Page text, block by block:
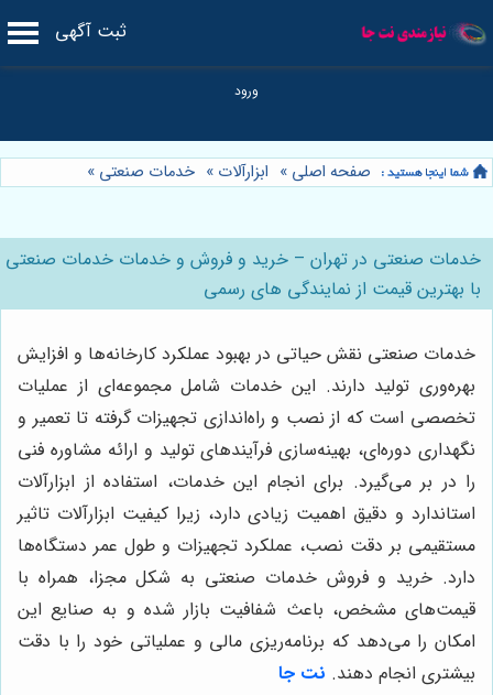
ثبت آگهی
صفحه اصلی » ابزارآلات » خدمات صنعتی »
خدمات صنعتی در تهران – خرید و فروش و خدمات خدمات صنعتی
با بهترین قیمت از نمایندگی های رسمی
خدمات صنعتی نقش حیاتی در بهبود عملکرد کارخانه‌ها و افزایش
بهره‌وری تولید دارند. این خدمات شامل مجموعه‌ای از عملیات
تخصصی است که از نصب و راه‌اندازی تجهیزات گرفته تا تعمیر و
نگهداری دوره‌ای، بهینه‌سازی فرآیندهای تولید و ارائه مشاوره فنی
را در بر می‌گیرد. برای انجام این خدمات، استفاده از ابزارآلات
استاندارد و دقیق اهمیت زیادی دارد، زیرا کیفیت ابزارآلات تاثیر
مستقیمی بر دقت نصب، عملکرد تجهیزات و طول عمر دستگاه‌ها
دارد. خرید و فروش خدمات صنعتی به شکل مجزا، همراه با
قیمت‌های مشخص، باعث شفافیت بازار شده و به صنایع این
امکان را می‌دهد که برنامه‌ریزی مالی و عملیاتی خود را با دقت
بیشتری انجام دهند. نت جا